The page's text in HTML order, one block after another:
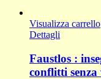
Visualizza carrello
Dettagli
Faustlos :
conflitti senza